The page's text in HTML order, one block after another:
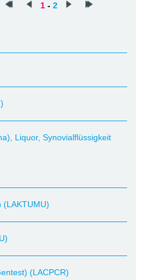
1 - 2
Liquor, Synovialflüssigkeit
(LAKTUMU)
(LACPCR)